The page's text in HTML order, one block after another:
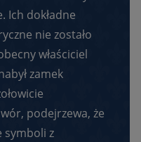
Ich dokładne
nie zostało
właściciel
zamek
podejrzewa, że
symboli z